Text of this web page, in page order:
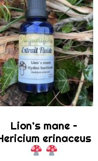
Lion’s mane –
erinaceus